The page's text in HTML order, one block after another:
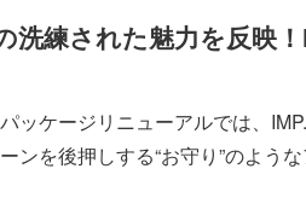
洗練された魅力を反映
ッケージリニューアルでは、
ンを後押しする“お守り”のよう